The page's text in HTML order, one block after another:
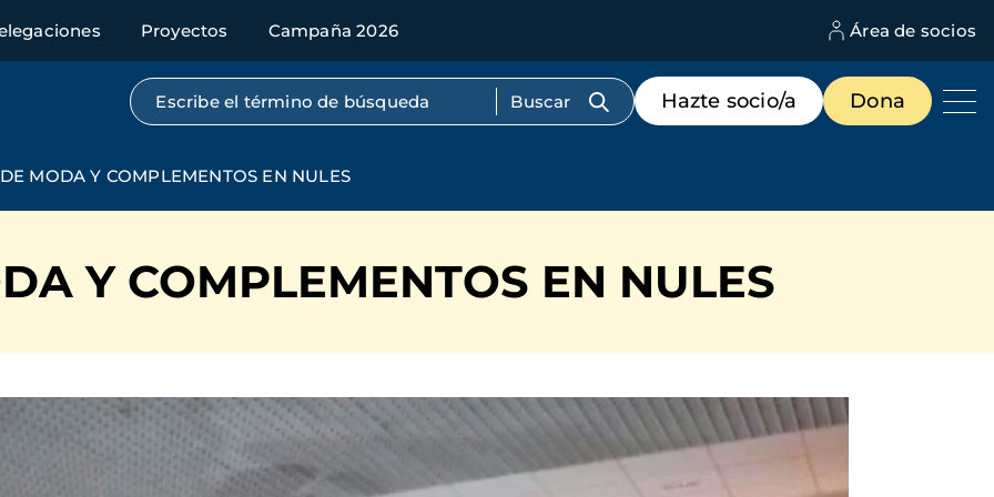
Proyectos Campaña 2026 Área de socios
Búsqueda por texto completo
Menú
de
destacados
Hazte socio/a Dona
MODA Y COMPLEMENTOS EN NULES
Y COMPLEMENTOS EN NULES